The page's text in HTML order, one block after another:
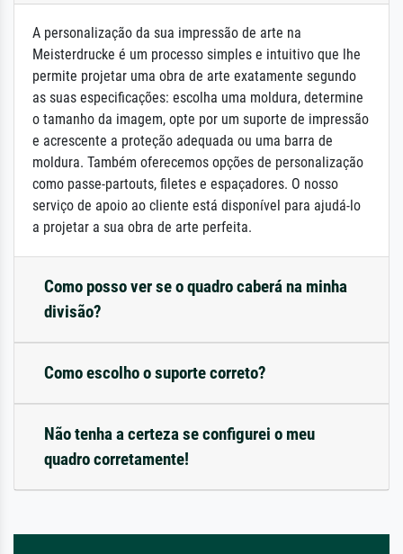
A personalização da sua impressão de arte na
Meisterdrucke é um processo simples e intuitivo que lhe
permite projetar uma obra de arte exatamente segundo
as suas especificações: escolha uma moldura, determine
o tamanho da imagem, opte por um suporte de impressão
e acrescente a proteção adequada ou uma barra de
moldura. Também oferecemos opções de personalização
como passe-partouts, filetes e espaçadores. O nosso
serviço de apoio ao cliente está disponível para ajudá-lo
a projetar a sua obra de arte perfeita.
Como posso ver se o quadro caberá na minha
divisão?
Como escolho o suporte correto?
Não tenha a certeza se configurei o meu
quadro corretamente!